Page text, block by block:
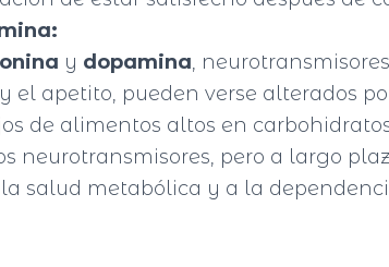
y dopamina,
el apetito, pueden verse alterados
de alimentos altos en
neurotransmisores, pero a largo
salud metabólica y a la